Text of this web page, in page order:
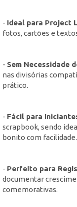
- Ideal para Project
fotos, cartões e
- Sem Necessidade
nas divisórias
prático.
- Fácil para
scrapbook, sendo
bonito com facilidade.
- Perfeito para
documentar
comemorativas.